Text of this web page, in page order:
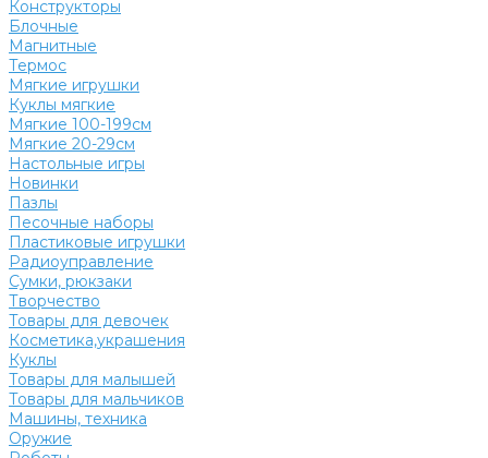
Конструкторы
Блочные
Магнитные
Термос
Мягкие игрушки
Куклы мягкие
Мягкие 100-199см
Мягкие 20-29см
Настольные игры
Новинки
Пазлы
Песочные наборы
Пластиковые игрушки
Радиоуправление
Сумки, рюкзаки
Творчество
Товары для девочек
Косметика,украшения
Куклы
Товары для малышей
Товары для мальчиков
Машины, техника
Оружие